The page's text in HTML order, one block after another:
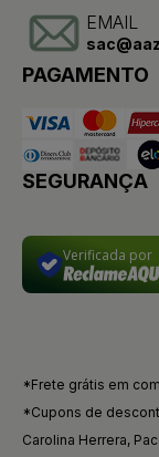
EMAIL
PAGAMENTO
SEGURANÇA
Verificada por
*Frete grátis em
*Cupons de
Carolina Herrera,